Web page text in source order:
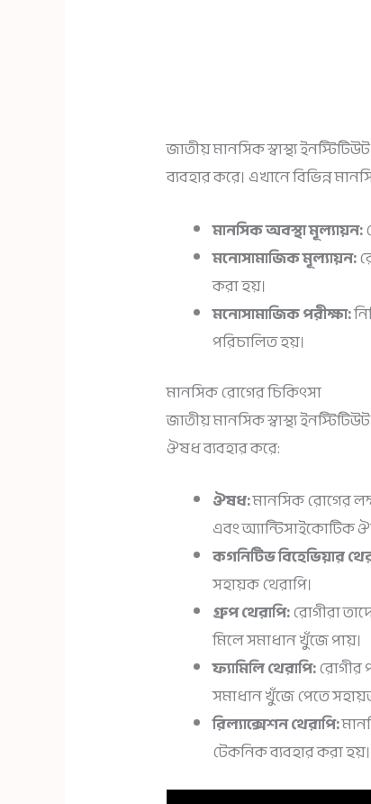
জাতীয় মানসিক স্বাস্থ্য
ব্যবহার করে। এখানে বিভিন্ন
মানসিক অবস্থা মূল্যায়ন:
মনোসামাজিক মূল্যায়ন:
করা হয়।
মনোসামাজিক পরীক্ষা:
পরিচালিত হয়।
মানসিক রোগের চিকিৎসা
জাতীয় মানসিক স্বাস্থ্য
ঔষধ ব্যবহার করে:
ঔষধ:মানসিক রোগের
এবং অ্যান্টিসাইকোটিক
কগনিটিভ বিহেভিয়ার
সহায়ক থেরাপি।
গ্রুপ থেরাপি:রোগীরা
মিলে সমাধান খুঁজে পায়।
ফ্যামিলি থেরাপি:রোগীর
সমাধান খুঁজে পেতে
রিল্যাক্সেশন থেরাপি:
টেকনিক ব্যবহার করা হয়।